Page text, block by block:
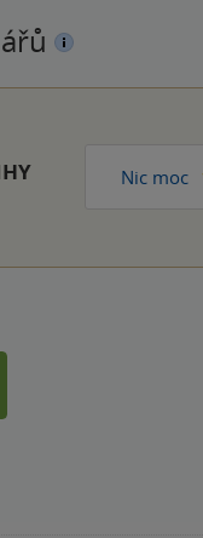
Nic moc